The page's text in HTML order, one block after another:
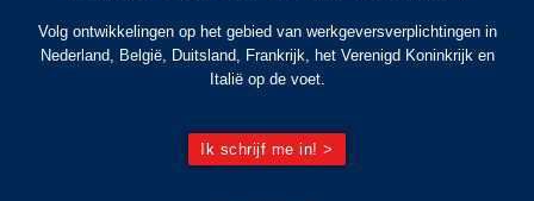
Volg ontwikkelingen op het gebied van werkgeversverplichtingen in
Nederland, België, Duitsland, Frankrijk, het Verenigd Koninkrijk en
Italië op de voet.
Ik schrijf me in! >